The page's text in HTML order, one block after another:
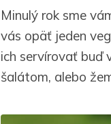
Minulý rok sme
vás opäť jeden
ich servírovať buď
šalátom, alebo